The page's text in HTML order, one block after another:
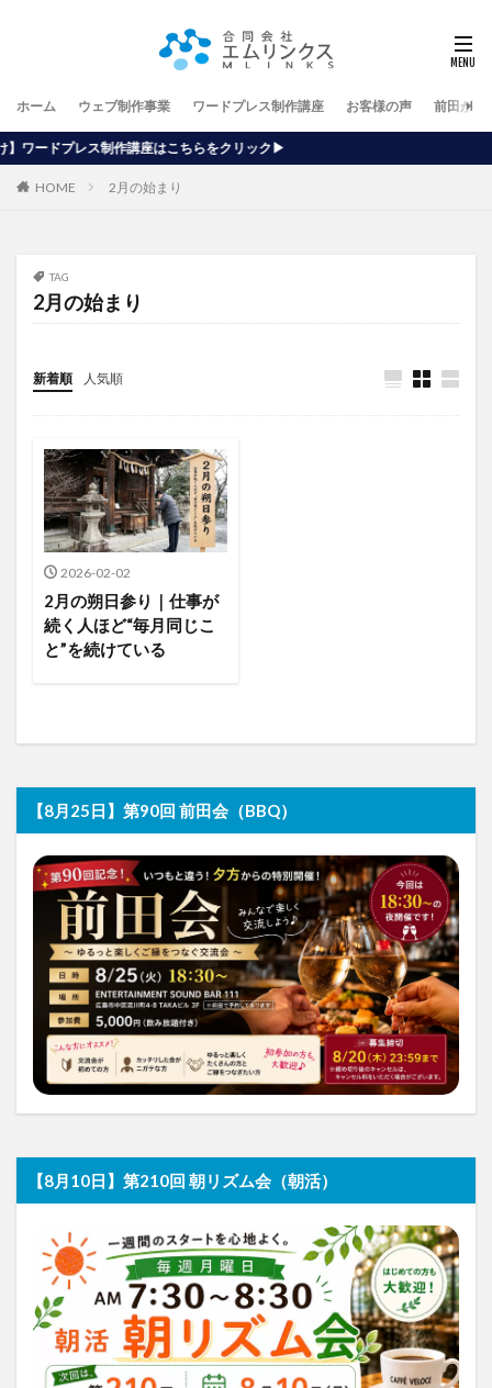
ホーム ウェブ制作事業 ワードプレス制作講座 お客様の声 前田が行
講座はこちらをクリック▶
HOME 2月の始まり
TAG
2月の始まり
新着順 人気順
2026-02-02
2月の朔日参り｜仕事が
続く人ほど“毎月同じこ
と”を続けている
【8月25日】第90回 前田会（BBQ）
【8月10日】第210回 朝リズム会（朝活）